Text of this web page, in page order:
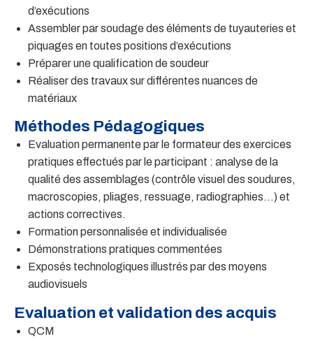
d’exécutions
Assembler par soudage des éléments de tuyauteries et
piquages en toutes positions d’exécutions
Préparer une qualification de soudeur
Réaliser des travaux sur différentes nuances de
matériaux
Méthodes Pédagogiques
Evaluation permanente par le formateur des exercices
pratiques effectués par le participant : analyse de la
qualité des assemblages (contrôle visuel des soudures,
macroscopies, pliages, ressuage, radiographies…) et
actions correctives.
Formation personnalisée et individualisée
Démonstrations pratiques commentées
Exposés technologiques illustrés par des moyens
audiovisuels
Evaluation et validation des acquis
QCM